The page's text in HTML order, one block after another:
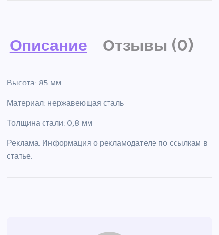
Описание Отзывы (0)
Высота: 85 мм
Материал: нержавеющая сталь
Толщина стали: 0,8 мм
Реклама. Информация о рекламодателе по ссылкам в
статье.